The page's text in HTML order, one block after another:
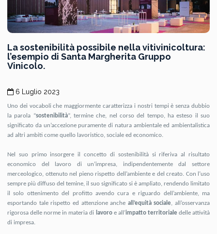
La sostenibilità possibile nella vitivinicoltura:
l’esempio di Santa Margherita Gruppo
Vinicolo.
6 Luglio 2023
Uno dei vocaboli che maggiormente caratterizza i nostri tempi è senza dubbio
la parola “sostenibilità”, termine che, nel corso del tempo, ha esteso il suo
significato da un’accezione puramente di natura ambientale ed ambientalistica
ad altri ambiti come quello lavoristico, sociale ed economico.
Nel suo primo insorgere il concetto di sostenibilità si riferiva al risultato
economico del lavoro di un’impresa, indipendentemente dal settore
merceologico, ottenuto nel pieno rispetto dell’ambiente e del creato. Con l’uso
sempre più diffuso del temine, il suo significato si è ampliato, rendendo limitato
il solo ottenimento del profitto avendo cura e riguardo dell’ambiente, ma
esportando tale rispetto ed attenzione anche all’equità sociale
, all’osservanza
rigorosa delle norme in materia di
lavoroe all’impatto territoriale delle attività
di impresa.